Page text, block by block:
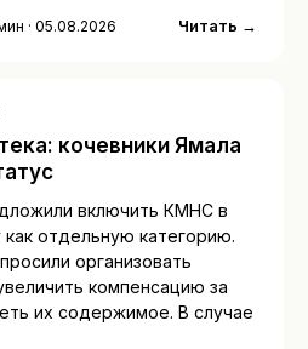
· 05.08.2026 Читать →
кочевники Ямала
включить КМНС в
отдельную категорию.
организовать
компенсацию за
их содержимое. В случае